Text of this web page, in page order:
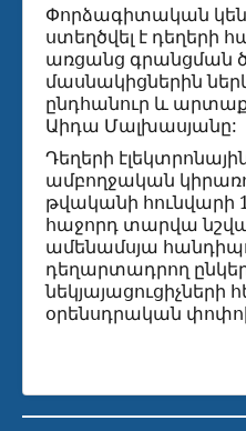
Փորձագիտական
ստեղծվել է դեղերի
առցանց գրանցման
մասնակիցներին
ընդհանուր և
Աիդա Մալխասյանը:
Դեղերի
ամբողջական
թվականի հունվարի
հաջորդ տարվա
ամենամսյա
դեղարտադրող
նեկյայացուցիչների
օրենսդրական